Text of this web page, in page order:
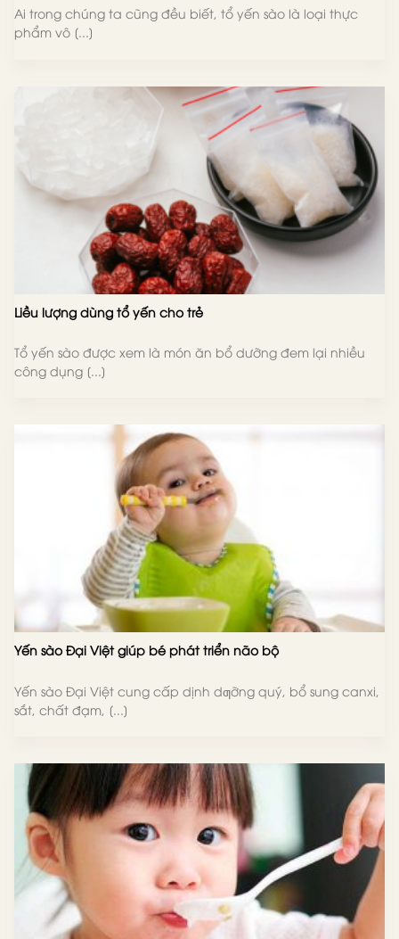
Ai trong chúng ta cũng đều biết, tổ yến sào là loại thực
phẩm vô [...]
Liều lượng dùng tổ yến cho trẻ
Tổ yến sào được xem là món ăn bổ dưỡng đem lại nhiều
công dụng [...]
Yến sào Đại Việt giúp bé phát triển não bộ
Yến sào Đại Việt cung cấp dịnh dƣỡng quý, bổ sung canxi,
sắt, chất đạm, [...]